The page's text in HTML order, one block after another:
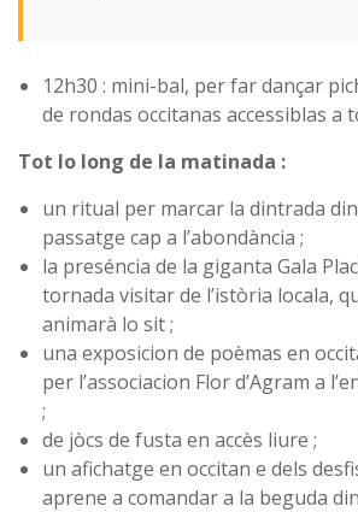
12h30 : mini-bal, per far dançar
de rondas occitanas accessiblas a
Tot lo long de la matinada :
un ritual per marcar la dintrada
passatge cap a l’abondància ;
la preséncia de la giganta Gala
tornada visitar de l’istòria locala,
animarà lo sit ;
una exposicion de poèmas en
per l’associacion Flor d’Agram a
;
de jòcs de fusta en accès liure ;
un afichatge en occitan e dels
aprene a comandar a la beguda